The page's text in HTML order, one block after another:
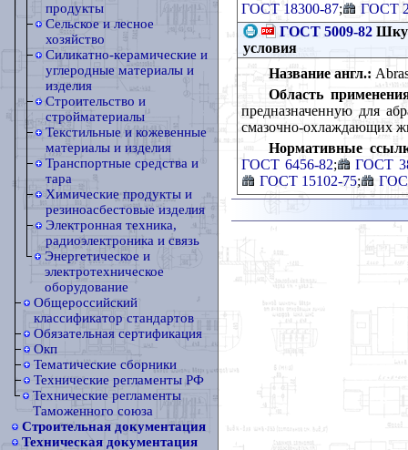
продукты
Сельское и лесное
хозяйство
Силикатно-керамические и
углеродные материалы и
изделия
Строительство и
стройматериалы
Текстильные и кожевенные
материалы и изделия
Транспортные средства и
тара
Химические продукты и
резиноасбестовые изделия
Электронная техника,
радиоэлектроника и связь
Энергетическое и
электротехническое
оборудование
Общероссийский
классификатор стандартов
Обязательная сертификация
Окп
Тематические сборники
Технические регламенты РФ
Технические регламенты
Таможенного союза
Строительная документация
Техническая документация
ГОСТ 18300-87;
ГОСТ
ГОСТ 5009-82
условия
Название англ.:
Область
предназначенную для
смазочно-охлаждающих
Нормативные
ГОСТ 6456-82;
ГОСТ
ГОСТ 15102-75;